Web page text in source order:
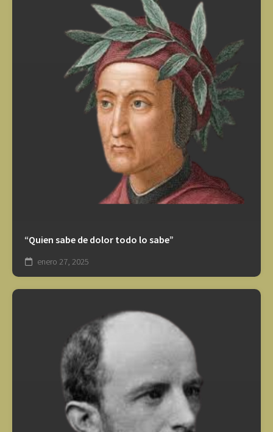
“Quien sabe de dolor todo lo sabe”
enero 27, 2025